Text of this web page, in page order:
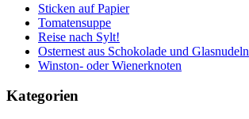
Sticken auf Papier
Tomatensuppe
Reise nach Sylt!
Osternest aus Schokolade und Glasnudeln
Winston- oder Wienerknoten
Kategorien